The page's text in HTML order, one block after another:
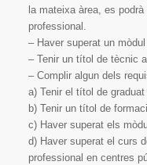
la mateixa àrea, es
professional.
– Haver superat un
– Tenir un títol de tècnic
– Complir algun dels
a) Tenir el títol de
b) Tenir un títol de
c) Haver superat els
d) Haver superat el curs
professional en centres